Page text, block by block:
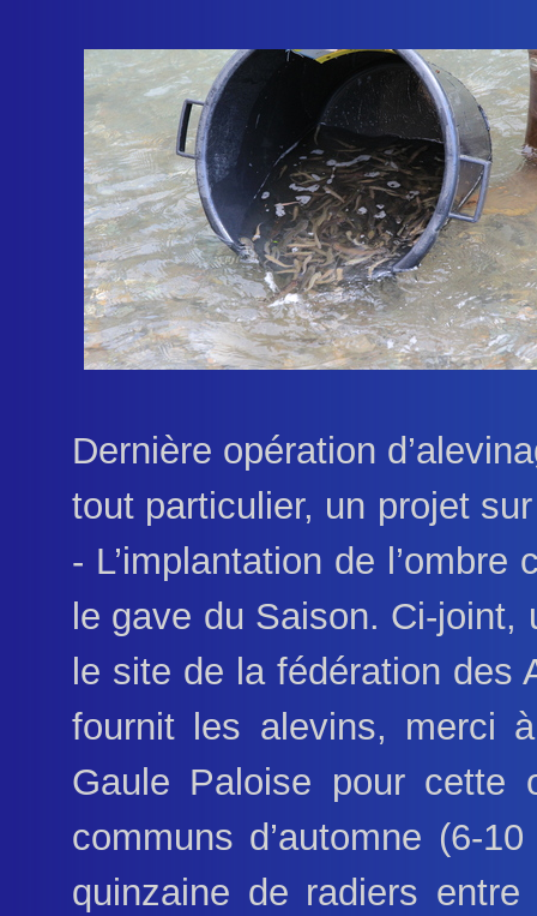
Dernière opération
tout particulier, un projet
- L’implantation de
le gave du Saison. Ci-
le site de la fédération des
fournit les alevins, merci
Gaule Paloise pour cette
communs d’automne (6-
quinzaine de radiers entre